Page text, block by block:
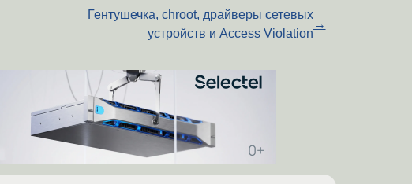
Гентушечка, chroot, драйверы сетевых
устройств и Access Violation
→